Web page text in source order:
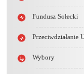
Fundusz Sołecki
Przeciwdziałanie
Wybory